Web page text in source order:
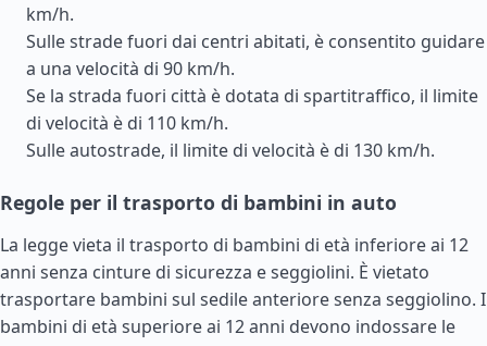
km/h.
Sulle strade fuori dai centri abitati, è consentito guidare
a una velocità di 90 km/h.
Se la strada fuori città è dotata di spartitraffico, il limite
di velocità è di 110 km/h.
Sulle autostrade, il limite di velocità è di 130 km/h.
Regole per il trasporto di bambini in auto
La legge vieta il trasporto di bambini di età inferiore ai 12
anni senza cinture di sicurezza e seggiolini. È vietato
trasportare bambini sul sedile anteriore senza seggiolino. I
bambini di età superiore ai 12 anni devono indossare le